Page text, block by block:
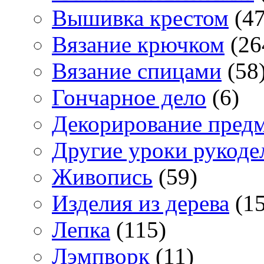
Вышивка крестом
Вязание крючком
Вязание спицами
Гончарное дело (6)
Декорирование
Другие уроки
Живопись (59)
Изделия из дерева
Лепка (115)
Лэмпворк (11)